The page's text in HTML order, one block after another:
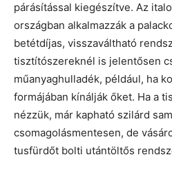
párásítással kiegészítve. Az
országban alkalmazzák a
betétdíjas, visszaváltható
tisztítószereknél is jelentősen
műanyaghulladék, például, ha
formájában kínálják őket. Ha a
nézzük, már kapható szilárd
csomagolásmentesen, de
tusfürdőt bolti utántöltős